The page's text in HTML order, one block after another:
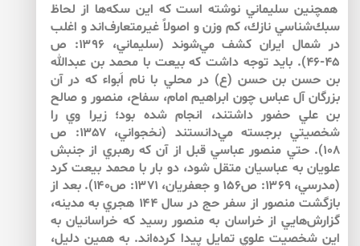
همچنين سليماني نوشته است كه اين سكه‌ها از لحاظ
سبك‌شناسي نازك، كم وزن و اصولاً غيرمتعارف‌اند و اغلب
در شمال ايران كشف مي‌شوند (سليماني، ۱۳۹۶: ص
۴۵-۴۶). بايد توجه داشت كه بيعت با محمد بن عبدالله
بن حسن بن حسن (ع) در محلي با نام اَبواء كه در آن
بزرگان آل عباس چون ابراهيم امام، سفاح، منصور و صالح
بن علي حضور داشتند، انجام شده بود؛ زيرا وي را
شخصيتي برجسته مي‌دانستند (نخجواني، ۱۳۵۷: ص
۱۰۸). حتي منصور عباسي قبل از آن كه رهبري از جنبش
علويان به عباسيان متقل شود، دو بار با محمد بيعت كرد
(مدرسي، ۱۳۶۹: ص۱۵۶ و جعفريان، ۱۳۷۱: ص۱۴۰). بعد از
بازگشت منصور از سفر حج در سال ۱۴۴ هجري به مدينه،
گزارش‌هايي از خراسان به منصور رسيد كه خراسانيان به
اين شخصيت علوي تمايل پيدا كرده‌اند. به همين دليل،